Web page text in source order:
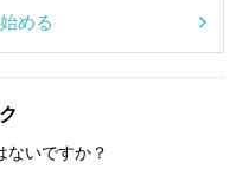
める
ないですか？